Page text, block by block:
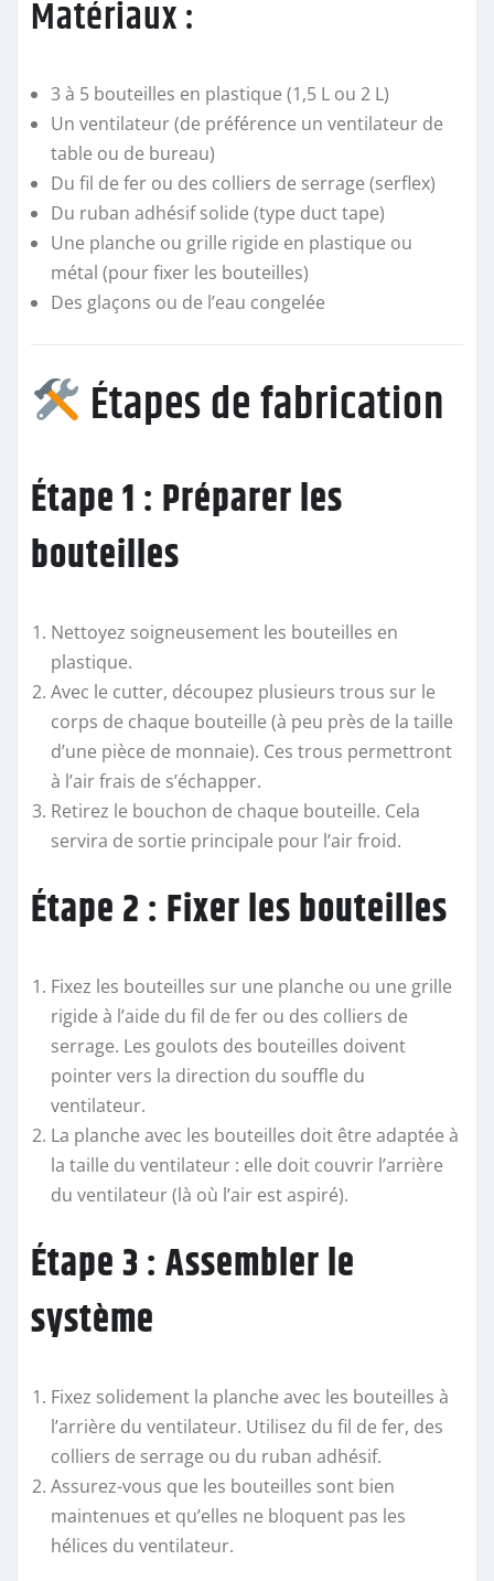
Matériaux :
3 à 5 bouteilles en plastique (1,5 L ou 2 L)
Un ventilateur (de préférence un ventilateur de
table ou de bureau)
Du fil de fer ou des colliers de serrage (serflex)
Du ruban adhésif solide (type duct tape)
Une planche ou grille rigide en plastique ou
métal (pour fixer les bouteilles)
Des glaçons ou de l’eau congelée
Étapes de fabrication
Étape 1 : Préparer les
bouteilles
Nettoyez soigneusement les bouteilles en
plastique.
Avec le cutter, découpez plusieurs trous sur le
corps de chaque bouteille (à peu près de la taille
d’une pièce de monnaie). Ces trous permettront
à l’air frais de s’échapper.
Retirez le bouchon de chaque bouteille. Cela
servira de sortie principale pour l’air froid.
Étape 2 : Fixer les bouteilles
Fixez les bouteilles sur une planche ou une grille
rigide à l’aide du fil de fer ou des colliers de
serrage. Les goulots des bouteilles doivent
pointer vers la direction du souffle du
ventilateur.
La planche avec les bouteilles doit être adaptée à
la taille du ventilateur : elle doit couvrir l’arrière
du ventilateur (là où l’air est aspiré).
Étape 3 : Assembler le
système
Fixez solidement la planche avec les bouteilles à
l’arrière du ventilateur. Utilisez du fil de fer, des
colliers de serrage ou du ruban adhésif.
Assurez-vous que les bouteilles sont bien
maintenues et qu’elles ne bloquent pas les
hélices du ventilateur.